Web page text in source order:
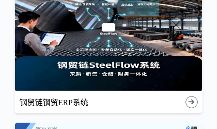
钢贸链钢贸ERP系统